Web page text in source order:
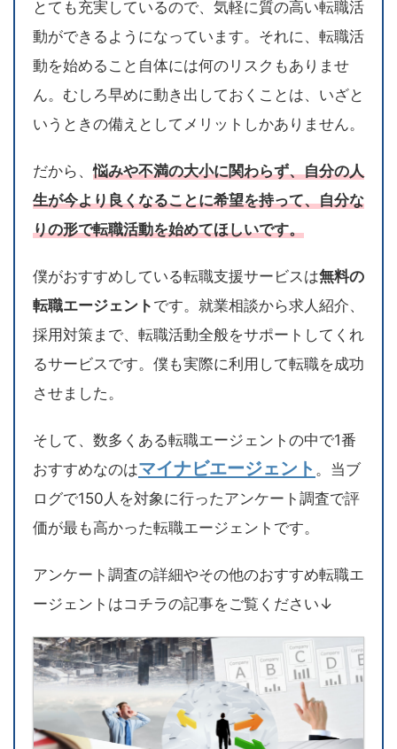
とても充実しているので、気軽に質の高い転職活
動ができるようになっています。それに、転職活
動を始めること自体には何のリスクもありませ
ん。むしろ早めに動き出しておくことは、いざと
いうときの備えとしてメリットしかありません。
だから、悩みや不満の大小に関わらず、自分の人
生が今より良くなることに希望を持って、自分な
りの形で転職活動を始めてほしいです。
僕がおすすめしている転職支援サービスは無料の
転職エージェント です。就業相談から求人紹介、
採用対策まで、転職活動全般をサポートしてくれ
るサービスです。僕も実際に利用して転職を成功
させました。
そして、数多くある転職エージェントの中で1番
おすすめなのはマイナビエージェント 。当ブ
ログで150人を対象に行ったアンケート調査で評
価が最も高かった転職エージェントです。
アンケート調査の詳細やその他のおすすめ転職エ
ージェントはコチラの記事をご覧ください↓